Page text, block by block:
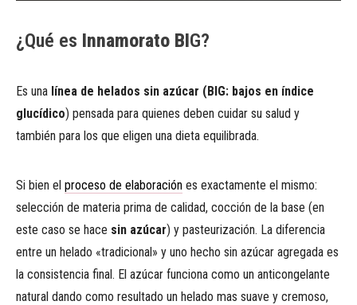
¿Qué es Innamorato BIG?
Es una línea de helados sin azúcar (BIG: bajos en índice
glucídico) pensada para quienes deben cuidar su salud y
también para los que eligen una dieta equilibrada.
Si bien el proceso de elaboración es exactamente el mismo:
selección de materia prima de calidad, cocción de la base (en
este caso se hace sin azúcar) y pasteurización. La diferencia
entre un helado «tradicional» y uno hecho sin azúcar agregada es
la consistencia final. El azúcar funciona como un anticongelante
natural dando como resultado un helado mas suave y cremoso,